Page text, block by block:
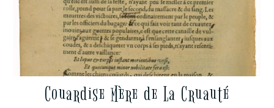
Couardise Mère de La Cruauté